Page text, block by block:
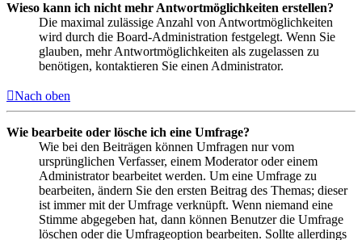
Wieso kann ich nicht mehr Antwortmöglichkeiten erstellen?
Die maximal zulässige Anzahl von Antwortmöglichkeiten
wird durch die Board-Administration festgelegt. Wenn Sie
glauben, mehr Antwortmöglichkeiten als zugelassen zu
benötigen, kontaktieren Sie einen Administrator.
Nach oben
Wie bearbeite oder lösche ich eine Umfrage?
Wie bei den Beiträgen können Umfragen nur vom
ursprünglichen Verfasser, einem Moderator oder einem
Administrator bearbeitet werden. Um eine Umfrage zu
bearbeiten, ändern Sie den ersten Beitrag des Themas; dieser
ist immer mit der Umfrage verknüpft. Wenn niemand eine
Stimme abgegeben hat, dann können Benutzer die Umfrage
löschen oder die Umfrageoption bearbeiten. Sollte allerdings